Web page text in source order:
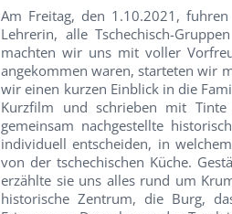
Am Freitag, den 1.10.2021,
Lehrerin, alle Tschechisch-
machten wir uns mit voller
angekommen waren, starteten wir
wir einen kurzen Einblick in die
Kurzfilm und schrieben mit
gemeinsam nachgestellte
individuell entscheiden, in
von der tschechischen Küche.
erzählte sie uns alles rund um
historische Zentrum, die Burg,